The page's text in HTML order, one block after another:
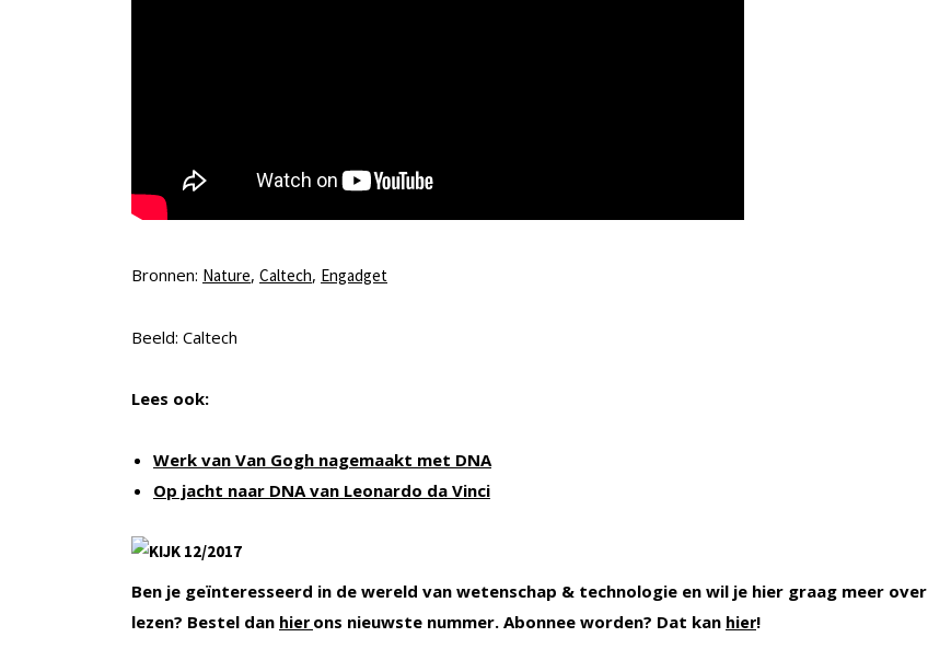
Bronnen: Nature, Caltech, Engadget
Beeld: Caltech
Lees ook:
Werk van Van Gogh nagemaakt met DNA
Op jacht naar DNA van Leonardo da Vinci
Ben je geïnteresseerd in de wereld van wetenschap & technologie en wil je hier graag meer over
lezen? Bestel dan hier ons nieuwste nummer. Abonnee worden? Dat kan hier!